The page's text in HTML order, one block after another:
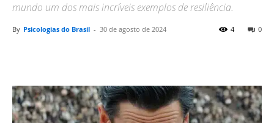
mundo um dos mais incríveis exemplos de resiliência.
By Psicologias do Brasil - 30 de agosto de 2024 0
4